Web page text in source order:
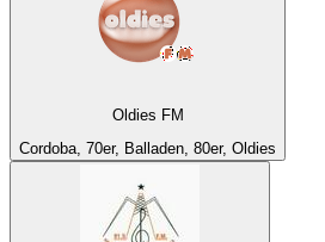
Oldies FM
Cordoba, 70er, Balladen, 80er, Oldies